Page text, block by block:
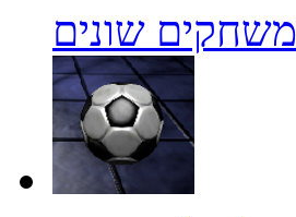
משחקים שונים